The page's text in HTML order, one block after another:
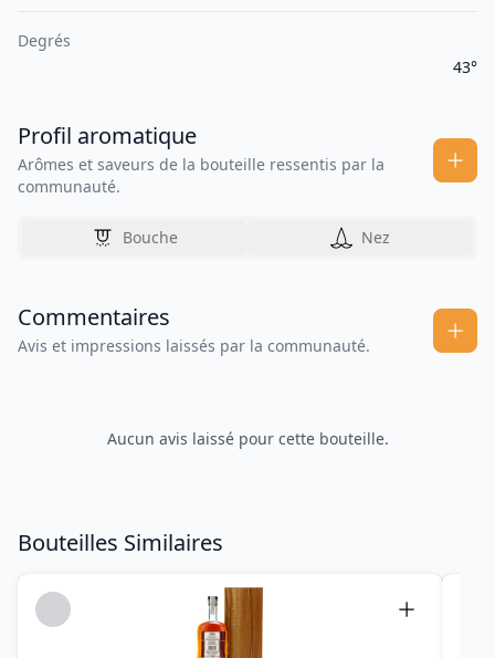
Degrés
43°
Profil aromatique
Arômes et saveurs de la bouteille ressentis par la
communauté.
Bouche Nez
Commentaires
Avis et impressions laissés par la communauté.
Aucun avis laissé pour cette bouteille.
Bouteilles Similaires